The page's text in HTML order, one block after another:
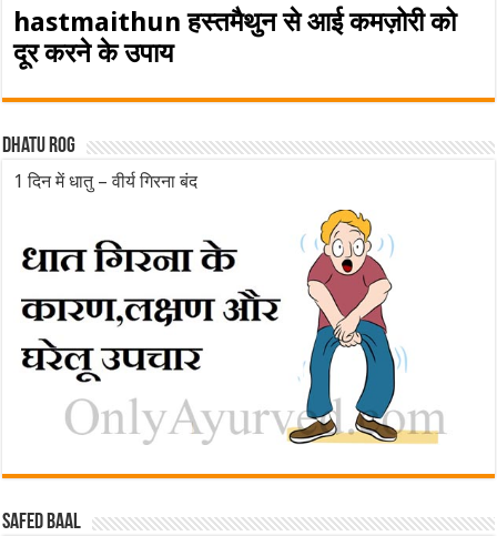
hastmaithun हस्तमैथुन से आई कमज़ोरी को
दूर करने के उपाय
Dhatu rog
1 दिन में धातु – वीर्य गिरना बंद
Safed baal